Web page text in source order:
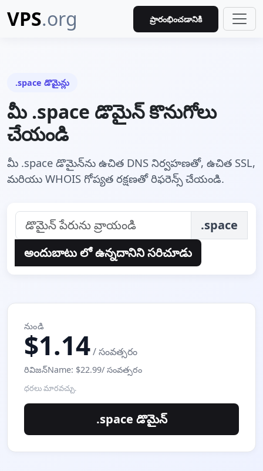
VPS.org ప్రారంభించడానికి
.space డొమైన్లు
మీ .space డొమైన్ కొనుగోలు
చేయండి
మీ .space డొమైన్‌ను ఉచిత DNS నిర్వహణతో, ఉచిత SSL,
మరియు WHOIS గోప్యత రక్షణతో రిఫరెన్స్ చేయండి.
.space
అందుబాటు లో ఉన్నదానిని సరిచూడు
నుండి
$1.14/ సంవత్సరం
రివిజన్Name: $22.99/ సంవత్సరం
ధరలు మారవచ్చు.
.space డొమైన్